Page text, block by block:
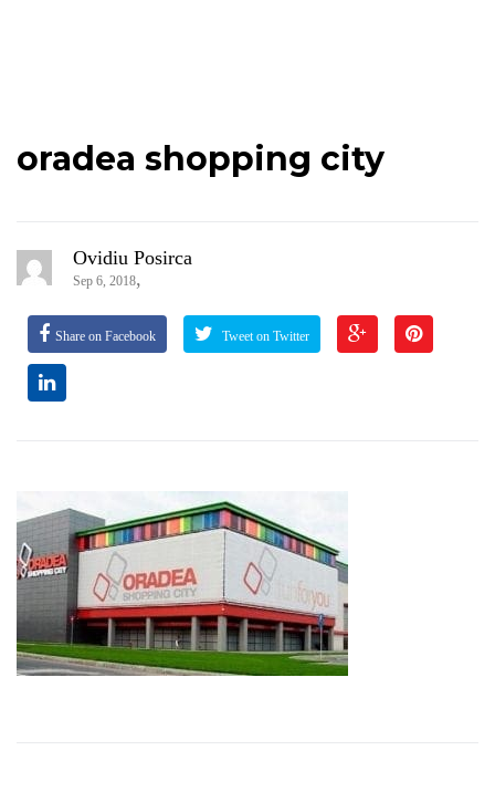
oradea shopping city
Ovidiu Posirca
Sep 6, 2018,
Share on Facebook Tweet on Twitter